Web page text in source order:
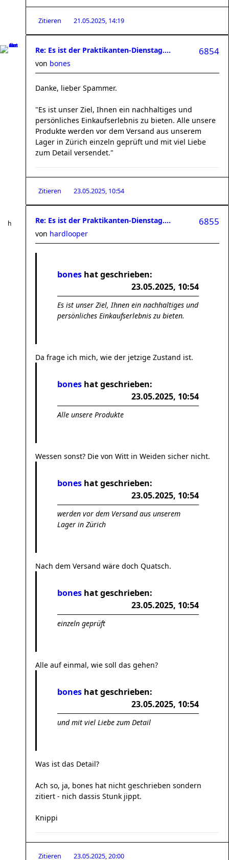
Zitieren 21.05.2025, 14:19
Re: Es ist der Praktikanten-Dienstag.... 6854
von bones
Danke, lieber Spammer.
"Es ist unser Ziel, Ihnen ein nachhaltiges und
persönliches Einkaufserlebnis zu bieten. Alle unsere
Produkte werden vor dem Versand aus unserem
Lager in Zürich einzeln geprüft und mit viel Liebe
zum Detail versendet."
Zitieren 23.05.2025, 10:54
Re: Es ist der Praktikanten-Dienstag.... 6855
von hardlooper
bones hat geschrieben:
23.05.2025, 10:54
Es ist unser Ziel, Ihnen ein nachhaltiges und
persönliches Einkaufserlebnis zu bieten.
Da frage ich mich, wie der jetzige Zustand ist.
bones hat geschrieben:
23.05.2025, 10:54
Alle unsere Produkte
Wessen sonst? Die von Witt in Weiden sicher nicht.
bones hat geschrieben:
23.05.2025, 10:54
werden vor dem Versand aus unserem
Lager in Zürich
Nach dem Versand wäre doch Quatsch.
bones hat geschrieben:
23.05.2025, 10:54
einzeln geprüft
Alle auf einmal, wie soll das gehen?
bones hat geschrieben:
23.05.2025, 10:54
und mit viel Liebe zum Detail
Was ist das Detail?
Ach so, ja, bones hat nicht geschrieben sondern
zitiert - nich dassis Stunk jippt.
Knippi
Zitieren 23.05.2025, 20:00